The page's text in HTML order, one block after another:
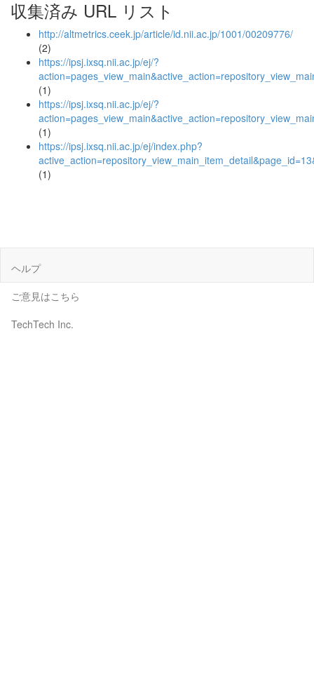
収集済み URL リスト
http://altmetrics.ceek.jp/article/id.nii.ac.jp/1001/00209776/
(2)
https://ipsj.ixsq.nii.ac.jp/ej/?
(1)
https://ipsj.ixsq.nii.ac.jp/ej/?
(1)
https://ipsj.ixsq.nii.ac.jp/ej/index.php?
(1)
ヘルプ
ご意見はこちら
TechTech Inc.